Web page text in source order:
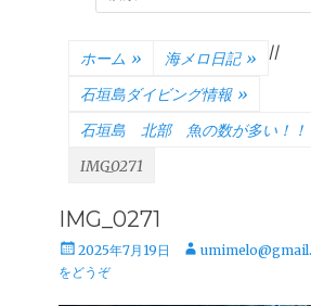
索:
ホーム » 海メロ日記 » /
石垣島ダイビング情報 »
/
石垣島 北部 魚の数が多い！！
IMG_0271
IMG_0271
投
稿
2025年7月19日
投
をどうぞ